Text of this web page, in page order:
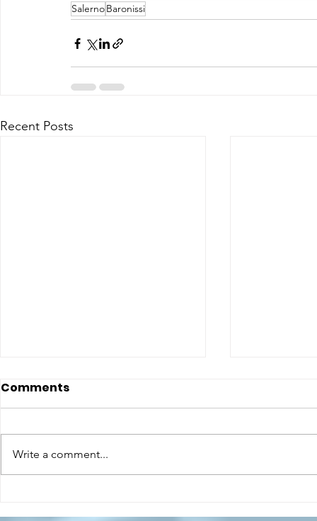
SalernoBaronissi
Recent Posts
Comments
Write a comment...